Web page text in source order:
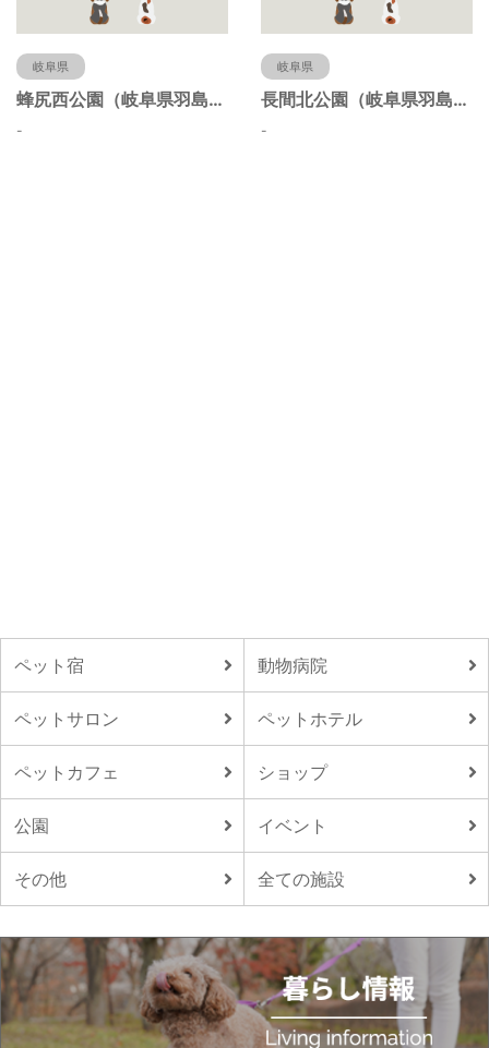
岐阜県
蜂尻西公園（岐阜県羽島市）
-
岐阜県
長間北公園（岐阜県羽島市）
-
ペット宿 動物病院
ペットサロン ペットホテル
ペットカフェ ショップ
公園 イベント
その他 全ての施設